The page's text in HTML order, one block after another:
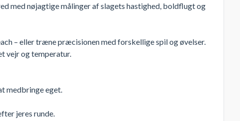
med nøjagtige målinger af slagets hastighed, boldflugt og
– eller træne præcisionen med forskellige spil og øvelser.
vejr og temperatur.
medbringe eget.
jeres runde.